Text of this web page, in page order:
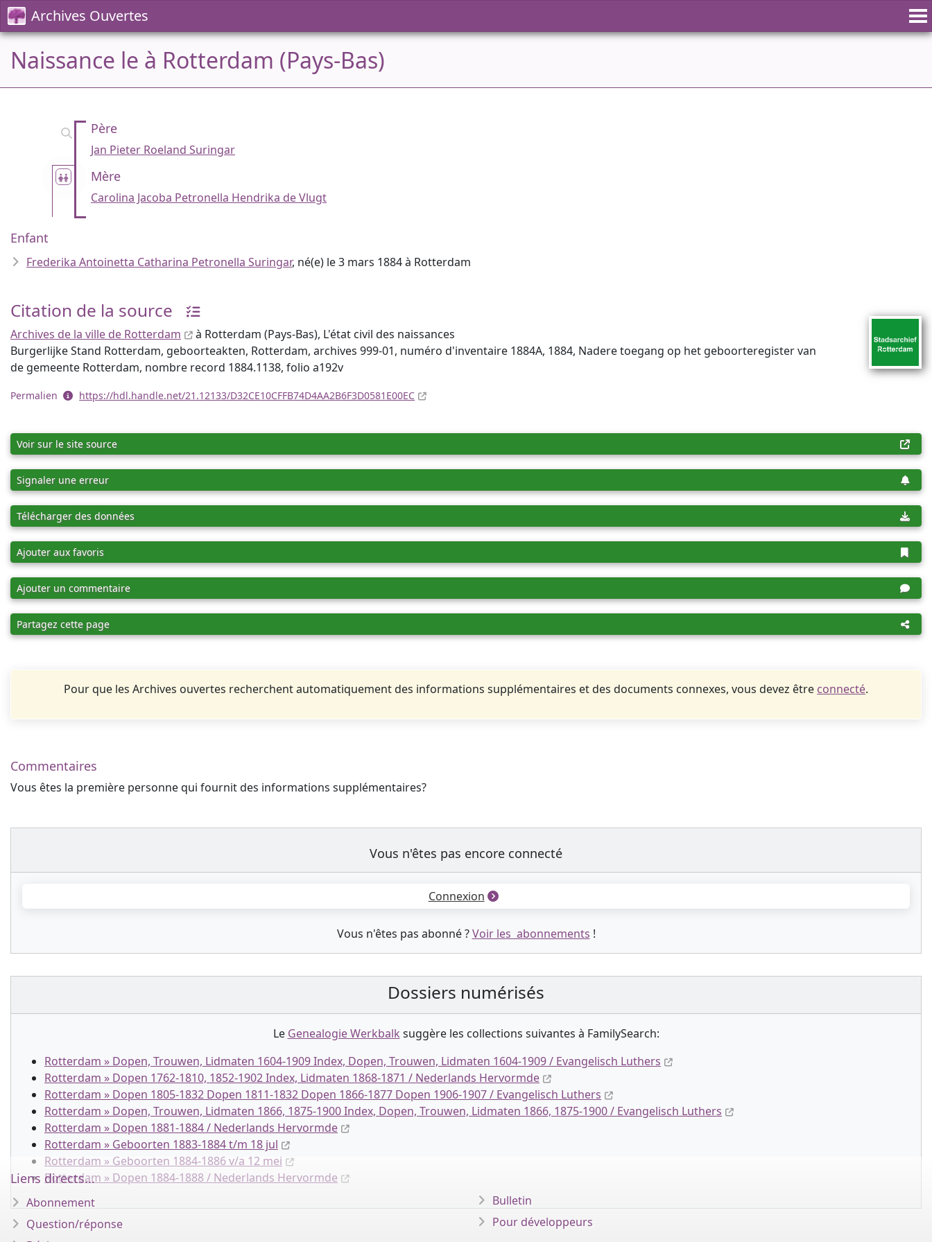
Archives Ouvertes
Naissance le à Rotterdam (Pays-Bas)
Père
Jan Pieter Roeland Suringar
Mère
Carolina Jacoba Petronella Hendrika de Vlugt
Enfant
Frederika Antoinetta Catharina Petronella Suringar, né(e) le 3 mars 1884 à Rotterdam
Citation de la source
Archives de la ville de Rotterdam
à Rotterdam (Pays-Bas), L'état civil des naissances
Burgerlijke Stand Rotterdam, geboorteakten, Rotterdam, archives 999-01, numéro d'inventaire 1884A, 1884, Nadere toegang op het geboorteregister van
de gemeente Rotterdam, nombre record 1884.1138, folio a192v
Permalien https://hdl.handle.net/21.12133/D32CE10CFFB74D4AA2B6F3D0581E00EC
Voir sur le site source
Signaler une erreur
Télécharger des données
Ajouter aux favoris
Ajouter un commentaire
Partagez cette page
Pour que les Archives ouvertes recherchent automatiquement des informations supplémentaires et des documents connexes, vous devez être connecté.
Commentaires
Vous êtes la première personne qui fournit des informations supplémentaires?
Vous n'êtes pas encore connecté
Connexion
Vous n'êtes pas abonné ?Voir les abonnements !
Dossiers numérisés
Le Genealogie Werkbalk suggère les collections suivantes à FamilySearch:
Rotterdam » Dopen, Trouwen, Lidmaten 1604-1909 Index, Dopen, Trouwen, Lidmaten 1604-1909 / Evangelisch Luthers
Rotterdam » Dopen 1762-1810, 1852-1902 Index, Lidmaten 1868-1871 / Nederlands Hervormde
Rotterdam » Dopen 1805-1832 Dopen 1811-1832 Dopen 1866-1877 Dopen 1906-1907 / Evangelisch Luthers
Rotterdam » Dopen, Trouwen, Lidmaten 1866, 1875-1900 Index, Dopen, Trouwen, Lidmaten 1866, 1875-1900 / Evangelisch Luthers
Rotterdam » Dopen 1881-1884 / Nederlands Hervormde
Rotterdam » Geboorten 1883-1884 t/m 18 jul
Rotterdam » Geboorten 1884-1886 v/a 12 mei
Rotterdam » Dopen 1884-1888 / Nederlands Hervormde
Liens directs...
Abonnement
Question/réponse
Bulletin
Pour développeurs